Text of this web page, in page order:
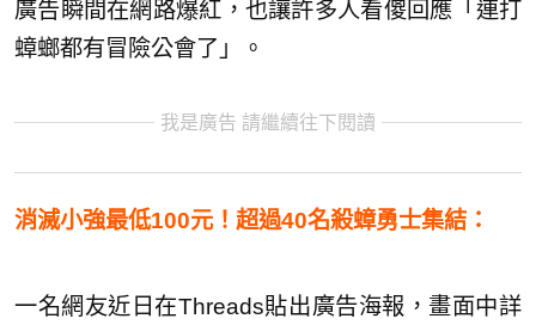
廣告瞬間在網路爆紅，也讓許多人看傻回應「連打
蟑螂都有冒險公會了」。
我是廣告 請繼續往下閱讀
消滅小強最低100元！超過40名殺蟑勇士集結：
一名網友近日在Threads貼出廣告海報，畫面中詳